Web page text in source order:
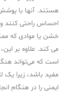
هستند. آنها با
احساس راحتی کنند
خشن یا موادی که
می کند. علاوه بر
است که می‌تواند
مفید باشد، زیرا یک
ایمنی را در هنگام